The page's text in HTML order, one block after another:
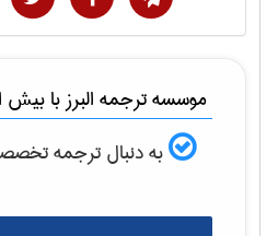
موسسه ترجمه البرز با بیش
به دنبال ترجمه